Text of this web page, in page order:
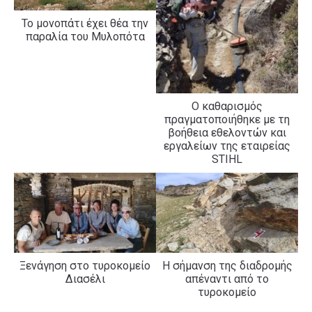
Το μονοπάτι έχει θέα την
παραλία του Μυλοπότα
Ο καθαρισμός
πραγματοποιήθηκε με τη
βοήθεια εθελοντών και
εργαλείων της εταιρείας
STIHL
Ξενάγηση στο τυροκομείο
Διασέλι
Η σήμανση της διαδρομής
απέναντι από το
τυροκομείο